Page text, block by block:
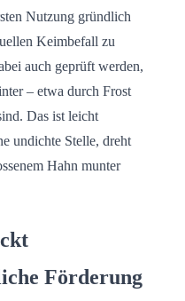
Nutzung gründlich
Keimbefall zu
auch geprüft werden,
– etwa durch Frost
Das ist leicht
undichte Stelle, dreht
Hahn munter
Förderung